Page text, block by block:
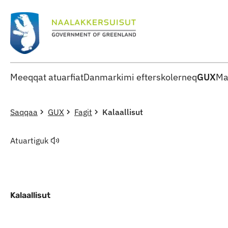
Meeqqat atuarfiatDanmarkimi efterskolerneqGUX
Saqqaa GUX Fagit Kalaallisut
Atuartiguk
Kalaallisut